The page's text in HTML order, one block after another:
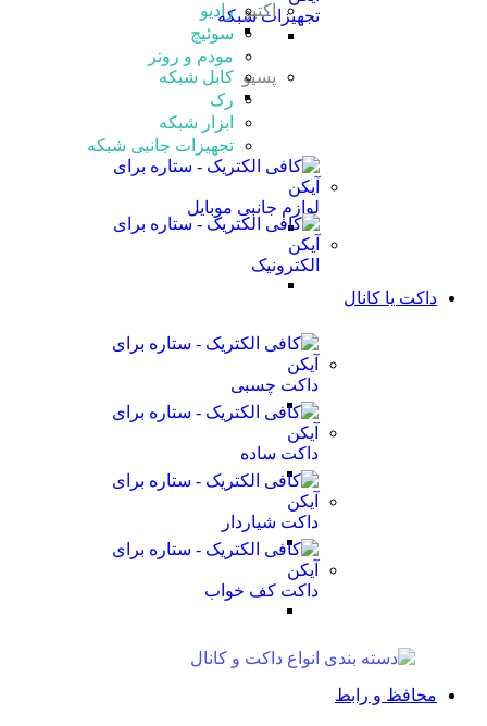
تجهیزات شبکه
اکتیو رادیو
سوئیچ
مودم و روتر
پسیو کابل شبکه
رک
ابزار شبکه
تجهیزات جانبی شبکه
لوازم جانبی موبایل
الکترونیک
داکت یا کانال
داکت چسبی
داکت ساده
داکت شیاردار
داکت کف خواب
محافظ و رابط